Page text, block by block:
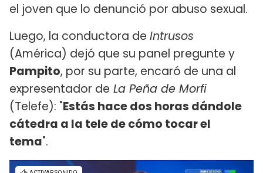
el joven que lo denunció por abuso sexual.
Luego, la conductora de Intrusos
(América) dejó que su panel pregunte y
Pampito, por su parte, encaró de una al
expresentador de La Peña de Morfi
(Telefe): "Estás hace dos horas dándole
cátedra a la tele de cómo tocar el
tema".